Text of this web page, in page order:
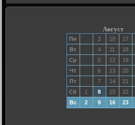
Август
Пн 3 10 17
Вт
4 11 18
Ср
5 12 19
Чт
6 13 20
Пт
7 14 21
Сб
1 8 15 22
Вс
2 9 16 23